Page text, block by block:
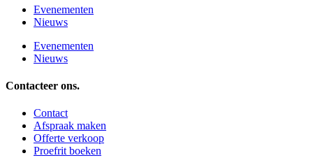
Evenementen
Nieuws
Evenementen
Nieuws
Contacteer ons.
Contact
Afspraak maken
Offerte verkoop
Proefrit boeken